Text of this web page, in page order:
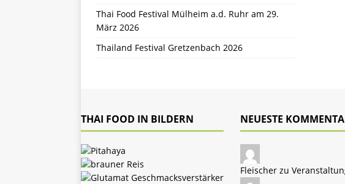
Thai Food Festival Mülheim a.d. Ruhr am 29.
März 2026
Thailand Festival Gretzenbach 2026
THAI FOOD IN BILDERN NEUESTE
Fleischer zu